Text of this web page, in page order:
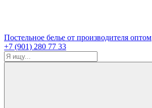
Постельное белье от производителя оптом
+7 (901) 280 77 33